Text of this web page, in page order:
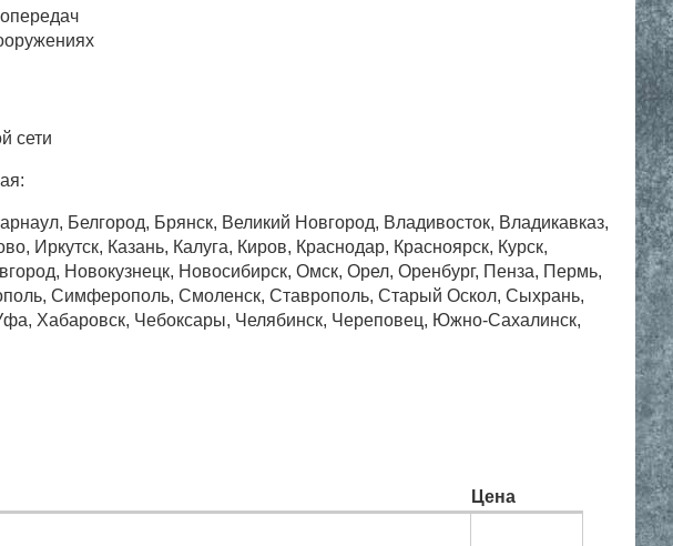
сети
Белгород, Брянск, Великий Новгород, Владивосток, Владикавказ,
Иркутск, Казань, Калуга, Киров, Краснодар, Красноярск, Курск,
Новокузнецк, Новосибирск, Омск, Орел, Оренбург, Пенза, Пермь,
Симферополь, Смоленск, Ставрополь, Старый Оскол, Сыхрань,
Хабаровск, Чебоксары, Челябинск, Череповец, Южно-Сахалинск,
Цена